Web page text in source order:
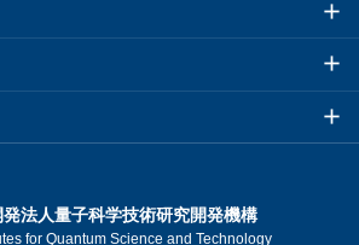
発法人量子科学技術研究開発機構
for Quantum Science and Technology